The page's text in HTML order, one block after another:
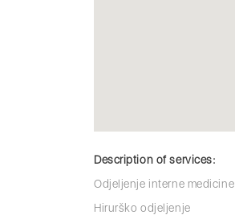
Description of services:
Odjeljenje interne medicine
Hirurško odjeljenje